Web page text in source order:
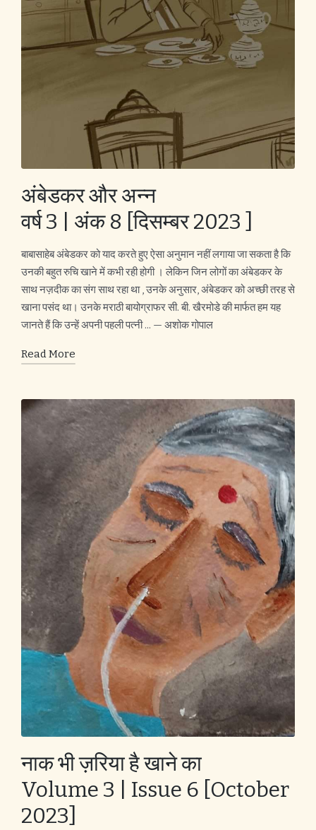
अंबेडकर और अन्न
वर्ष 3 | अंक 8 [दिसम्बर 2023 ]
बाबासाहेब अंबेडकर को याद करते हुए ऐसा अनुमान नहीं लगाया जा सकता है कि
उनकी बहुत रुचि खाने में कभी रही होगी । लेकिन जिन लोगों का अंबेडकर के
साथ नज़दीक का संग साथ रहा था , उनके अनुसार, अंबेडकर को अच्छी तरह से
खाना पसंद था। उनके मराठी बायोग्राफर सी. बी. खैरमोडे की मार्फत हम यह
जानते हैं कि उन्हें अपनी पहली पत्नी ... — अशोक गोपाल
Read More
नाक भी ज़रिया है खाने का
Volume 3 | Issue 6 [October
2023]